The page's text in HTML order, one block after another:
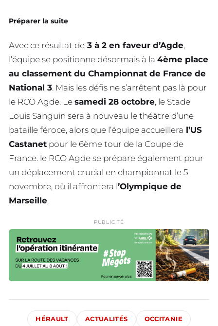
Préparer la suite
Avec ce résultat de 3 à 2 en faveur d’Agde,
l’équipe se positionne désormais à la 4ème place
au classement du Championnat de France de
National 3. Mais les défis ne s’arrêtent pas là pour
le RCO Agde. Le samedi 28 octobre, le Stade
Louis Sanguin sera à nouveau le théâtre d’une
bataille féroce, alors que l’équipe accueillera l’US
Castanet pour le 6ème tour de la Coupe de
France. le RCO Agde se prépare également pour
un déplacement crucial en championnat le 5
novembre, où il affrontera l’Olympique de
Marseille.
PUBLICITÉ
HÉRAULT ACTUALITÉS OCCITANIE